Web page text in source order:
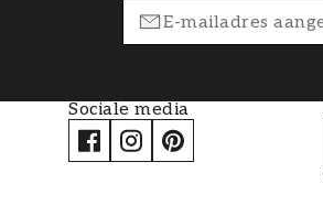
Sociale media